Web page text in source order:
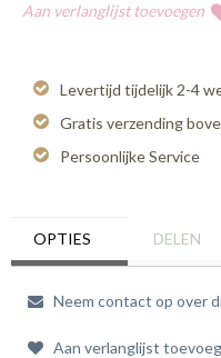
Aan verlanglijst toevoegen
Levertijd tijdelijk 2-4
Gratis verzending
Persoonlijke Service
OPTIES DELEN
Neem contact op over
Aan verlanglijst